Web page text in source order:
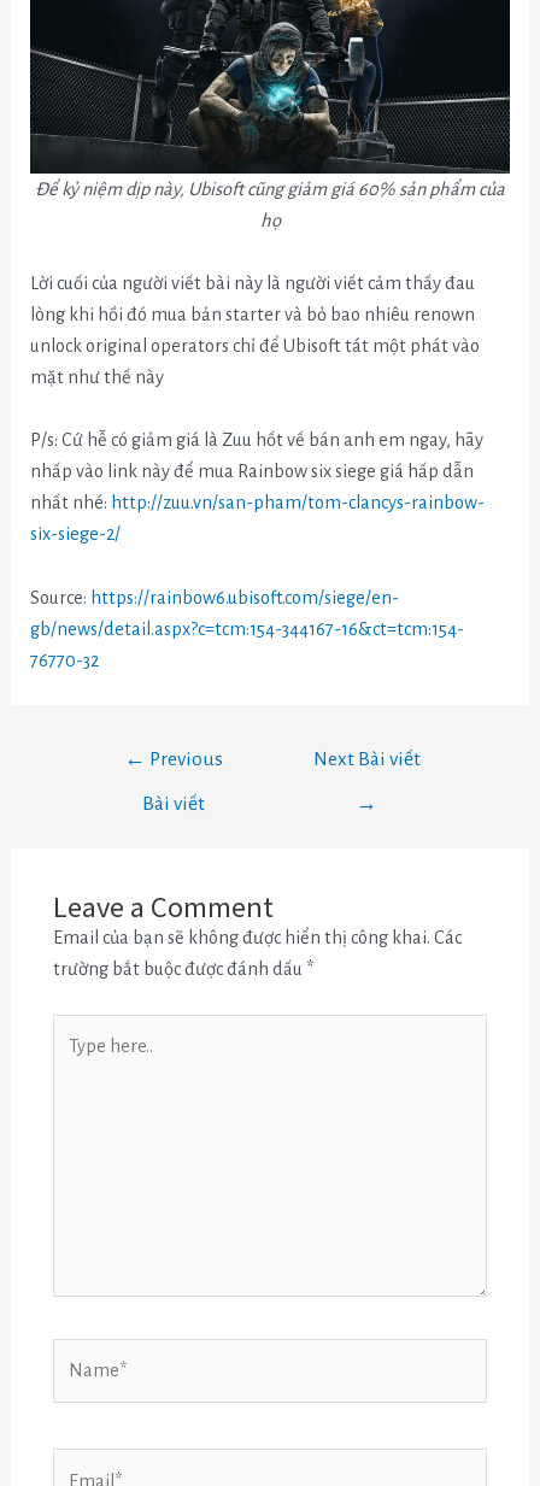
Để kỷ niệm dịp này, Ubisoft cũng giảm giá 60% sản phẩm của
họ
Lời cuối của người viết bài này là người viết cảm thấy đau
lòng khi hồi đó mua bản starter và bỏ bao nhiêu renown
unlock original operators chỉ để Ubisoft tát một phát vào
mặt như thế này
P/s: Cứ hễ có giảm giá là Zuu hốt về bán anh em ngay, hãy
nhấp vào link này để mua Rainbow six siege giá hấp dẫn
nhất nhé: http://zuu.vn/san-pham/tom-clancys-rainbow-
six-siege-2/
Source: https://rainbow6.ubisoft.com/siege/en-
gb/news/detail.aspx?c=tcm:154-344167-16&ct=tcm:154-
76770-32
← Previous
Bài viết
Next Bài viết
→
Leave a Comment
Email của bạn sẽ không được hiển thị công khai. Các
trường bắt buộc được đánh dấu *
here..